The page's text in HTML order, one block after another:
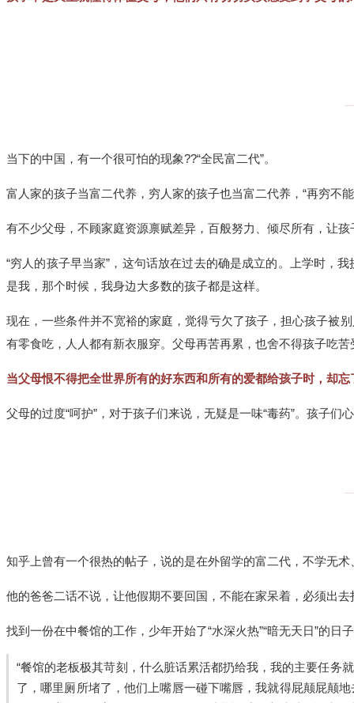
当下的中国，有一个很可怕的现象??“全民富二代”。
富人家的孩子当富二代养，穷人家的孩子也当富二代养，“再穷不
有不少父母，不顾家庭资源禀赋差异，百般努力、倾尽所有，让
“穷人的孩子早当家”，这句话放在过去的确是成立的。上学时，
是我，那个时候，我身边大多数的孩子都是这样。
现在，一些条件并不宽裕的家庭，觉得亏欠了孩子，担心孩子被
有零食吃，人人都有新衣服穿。父母再苦再累，也舍不得孩子吃苦
当父母恨不得把全世界所有的好东西和所有的爱都给孩子时，却
父母的过度“呵护”，对于孩子们来说，无疑是一味“毒药”。孩子
知乎上曾有一个很热的帖子，说的是在外留学的富二代，不学无
他的爸爸二话不说，让他假期不要回国，不能在家呆着，必须出去
找到一份在中餐馆的工作，少年开始了“水深火热”“暗无天日”的日
“餐馆的老板极其苛刻，什么脏话累活都扔给我，我的主要任务
了，哪里厕所堵了，他们上嘴唇一碰下嘴唇，我就得屁颠屁颠